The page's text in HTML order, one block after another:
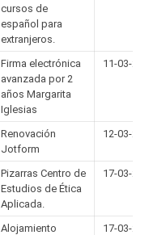
cursos de
español para
extranjeros.
Firma electrónica
avanzada por 2
años Margarita
Iglesias
11-03-
Renovación
Jotform
12-03-
Pizarras Centro de
Estudios de Ética
Aplicada.
17-03-
Alojamiento
17-03-